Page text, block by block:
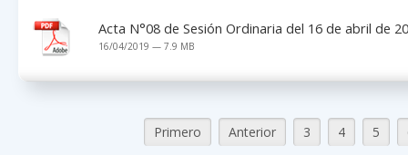
Acta N°08 de Sesión Ordinaria del 16 de abril de
16/04/2019 — 7.9 MB
Primero Anterior 3 4 5